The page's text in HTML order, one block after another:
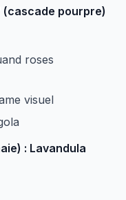
(cascade pourpre)
roses
visuel
: Lavandula